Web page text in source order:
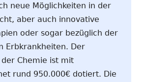
neue Möglichkeiten in der
aber auch innovative
oder sogar bezüglich der
Erbkrankheiten. Der
Chemie ist mit
rund 950.000€ dotiert. Die